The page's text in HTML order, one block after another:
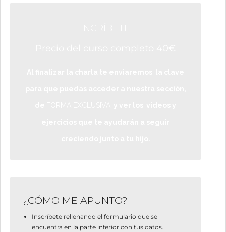
¿CÓMO ME APUNTO?
Inscríbete rellenando el formulario que se
encuentra en la parte inferior con tus datos.